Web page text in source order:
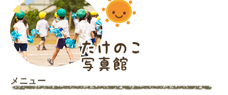
メニュー